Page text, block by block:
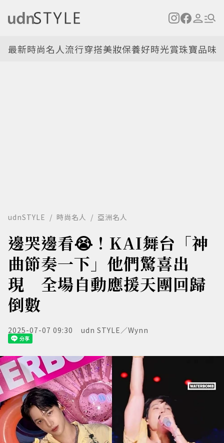
最新時尚名人流行穿搭美妝保養好時光賞珠寶品味
udnSTYLE 時尚名人 亞洲名人
邊哭邊看😭！KAI舞台「神
曲節奏一下」他們驚喜出
現 全場自動應援天團回歸
倒數
2025-07-07 09:30 udn STYLE／Wynn